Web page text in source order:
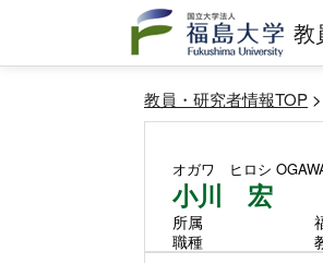
教
教員・研究者情報TOP
オガワ ヒロシ
小川 宏
所属
職種